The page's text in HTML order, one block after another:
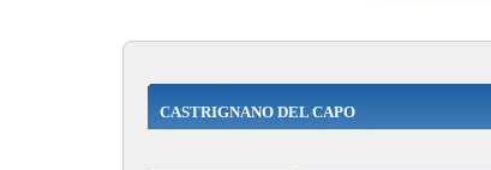
CASTRIGNANO DEL CAPO